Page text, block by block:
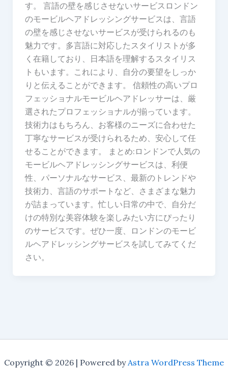
す。 言語の壁を感じさせないサービスロンドン
のモービルヘアドレッシングサービスは、言語
の壁を感じさせないサービスが受けられるのも
魅力です。多言語に対応したスタイリストが多
く在籍しており、日本語を理解するスタイリス
トもいます。これにより、自分の要望をしっか
りと伝えることができます。 信頼性の高いプロ
フェッショナルモービルヘアドレッサーは、厳
選されたプロフェッショナルが揃っています。
技術力はもちろん、お客様のニーズに合わせた
丁寧なサービスが受けられるため、安心して任
せることができます。 まとめ:ロンドンで人気の
モービルヘアドレッシングサービスは、利便
性、パーソナルなサービス、最新のトレンドや
技術力、言語のサポートなど、さまざまな魅力
が詰まっています。忙しい日常の中で、自分だ
けの特別な美容体験を楽しみたい方にぴったり
のサービスです。ぜひ一度、ロンドンのモービ
ルヘアドレッシングサービスを試してみてくだ
さい。
Copyright © 2026 | Powered byAstra WordPress Theme